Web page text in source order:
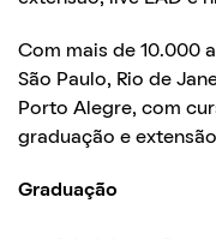
Com mais de 10.000
São Paulo, Rio de
Porto Alegre, com
graduação e
Graduação